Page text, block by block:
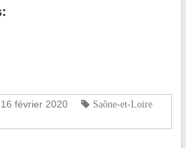
16 février 2020
Saône-et-Loire